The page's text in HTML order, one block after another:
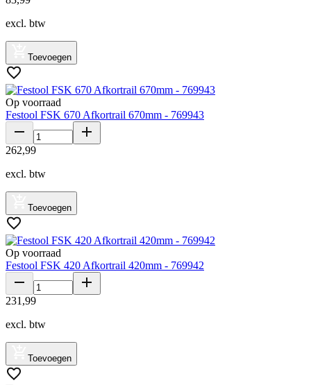
excl. btw
Toevoegen
Op voorraad
Festool FSK 670 Afkortrail 670mm - 769943
262,99
excl. btw
Toevoegen
Op voorraad
Festool FSK 420 Afkortrail 420mm - 769942
231 ,99
excl. btw
Toevoegen